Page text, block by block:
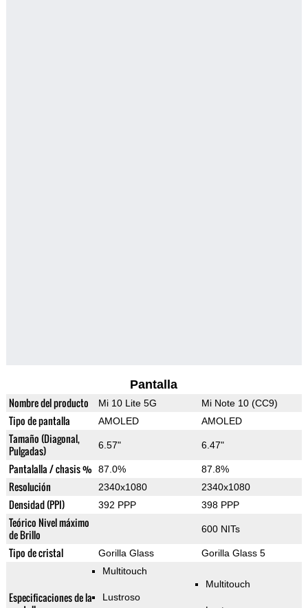
Pantalla
Nombre del producto Mi 10 Lite 5G Mi Note 10 (CC9)
Tipo de pantalla AMOLED AMOLED
Tamaño (Diagonal,
Pulgadas)
6.57" 6.47"
Pantalalla / chasis % 87.0% 87.8%
Resolución 2340x1080 2340x1080
Densidad (PPI) 392 PPP 398 PPP
Teórico Nivel máximo
de Brillo
600 NITs
Tipo de cristal Gorilla Glass Gorilla Glass 5
Especificaciones de la
Multitouch
Lustroso
Multitouch